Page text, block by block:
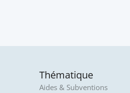
Thématique
Aides & Subventions